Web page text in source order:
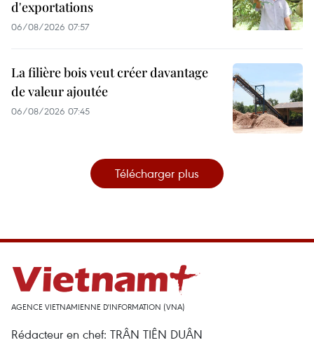
d'exportations
06/08/2026 07:57
La filière bois veut créer davantage
de valeur ajoutée
06/08/2026 07:45
Télécharger plus
AGENCE VIETNAMIENNE D'INFORMATION (VNA)
Rédacteur en chef: TRÂN TIÊN DUÂN